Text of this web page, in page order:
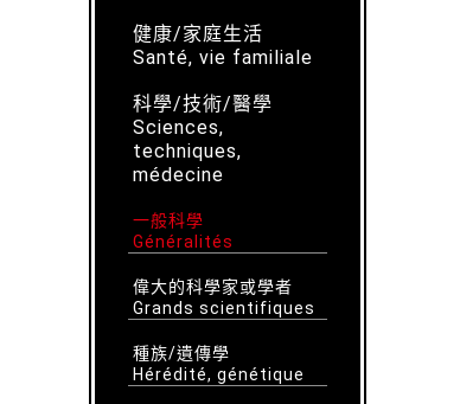
健康/家庭生活
Santé, vie familiale
科學/技術/醫學
Sciences,
techniques,
médecine
一般科學
Généralités
偉大的科學家或學者
Grands scientifiques
種族/遺傳學
Hérédité, génétique